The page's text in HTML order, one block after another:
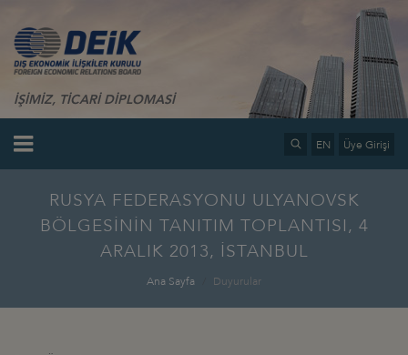
İŞİMİZ, TİCARİ DİPLOMASİ
EN Üye Girişi
RUSYA FEDERASYONU ULYANOVSK
BÖLGESİNİN TANITIM TOPLANTISI, 4
ARALIK 2013, İSTANBUL
Ana Sayfa Duyurular